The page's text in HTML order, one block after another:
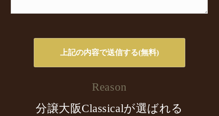
Reason
分譲大阪Classicalが選ばれる